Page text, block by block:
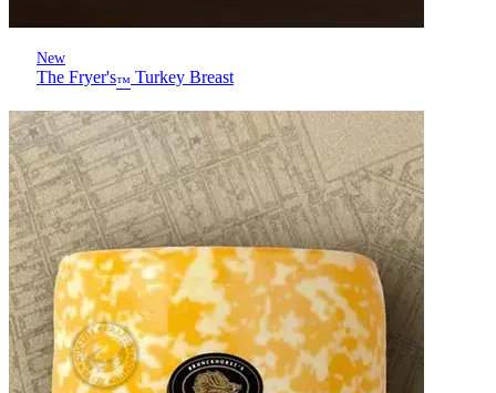
New
The Fryer's™ Turkey Breast